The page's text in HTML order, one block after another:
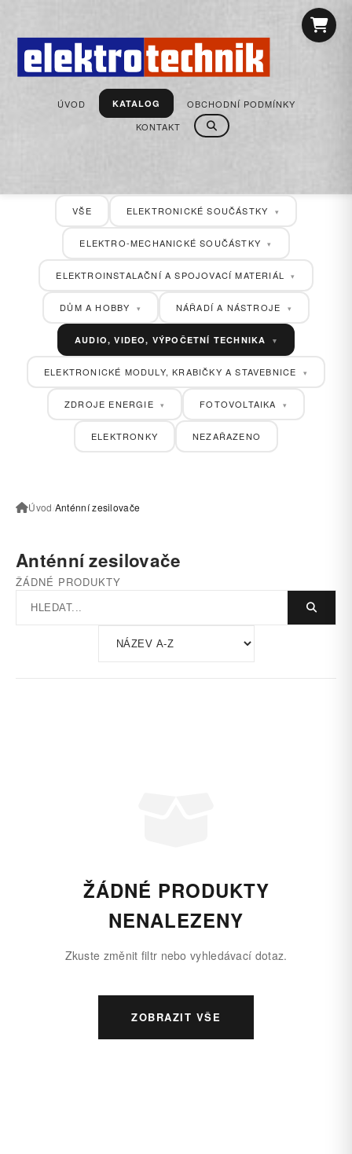
ÚVOD KATALOG
OBCHODNÍ PODMÍNKY
KONTAKT
VŠE ELEKTRONICKÉ SOUČÁSTKY ▾
ELEKTRO-MECHANICKÉ SOUČÁSTKY ▾
ELEKTROINSTALAČNÍ A SPOJOVACÍ MATERIÁL ▾
DŮM A HOBBY ▾ NÁŘADÍ A NÁSTROJE ▾
AUDIO, VIDEO, VÝPOČETNÍ TECHNIKA ▾
ELEKTRONICKÉ MODULY, KRABIČKY A STAVEBNICE ▾
ZDROJE ENERGIE ▾ FOTOVOLTAIKA ▾
ELEKTRONKY NEZAŘAZENO
Úvod Anténní zesilovače
Anténní zesilovače
ŽÁDNÉ PRODUKTY
ŽÁDNÉ PRODUKTY
NENALEZENY
Zkuste změnit filtr nebo vyhledávací dotaz.
ZOBRAZIT VŠE